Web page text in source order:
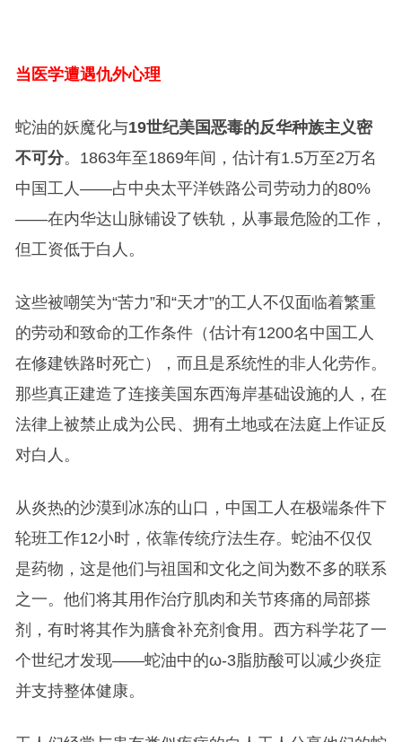
当医学遭遇仇外心理
蛇油的妖魔化与19世纪美国恶毒的反华种族主义密
不可分。1863年至1869年间，估计有1.5万至2万名
中国工人——占中央太平洋铁路公司劳动力的80%
——在内华达山脉铺设了铁轨，从事最危险的工作，
但工资低于白人。
这些被嘲笑为“苦力”和“天才”的工人不仅面临着繁重
的劳动和致命的工作条件（估计有1200名中国工人
在修建铁路时死亡），而且是系统性的非人化劳作。
那些真正建造了连接美国东西海岸基础设施的人，在
法律上被禁止成为公民、拥有土地或在法庭上作证反
对白人。
从炎热的沙漠到冰冻的山口，中国工人在极端条件下
轮班工作12小时，依靠传统疗法生存。蛇油不仅仅
是药物，这是他们与祖国和文化之间为数不多的联系
之一。他们将其用作治疗肌肉和关节疼痛的局部搽
剂，有时将其作为膳食补充剂食用。西方科学花了一
个世纪才发现——蛇油中的ω-3脂肪酸可以减少炎症
并支持整体健康。